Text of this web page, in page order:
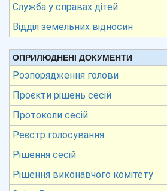
Служба у справах дітей
Відділ земельних відносин
ОПРИЛЮДНЕНІ ДОКУМЕНТИ
Розпорядження голови
Проєкти рішень сесій
Протоколи сесій
Реєстр голосування
Рішення сесій
Рішення виконавчого комітету